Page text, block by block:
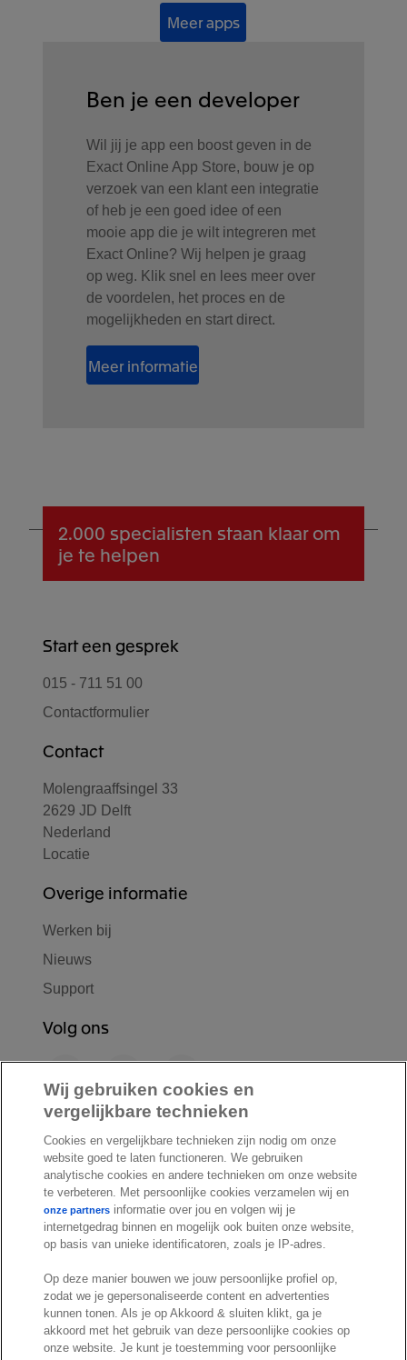
Meer apps
Ben je een developer
Wil jij je app een boost geven in de
Exact Online App Store, bouw je op
verzoek van een klant een integratie
of heb je een goed idee of een
mooie app die je wilt integreren met
Exact Online? Wij helpen je graag
op weg. Klik snel en lees meer over
de voordelen, het proces en de
mogelijkheden en start direct.
Meer informatie
2.000 specialisten staan klaar om
je te helpen
Start een gesprek
015 - 711 51 00
Contactformulier
Contact
Molengraaffsingel 33
2629 JD Delft
Nederland
Locatie
Overige informatie
Werken bij
Nieuws
Support
Volg ons
F
a
c
o
o
k
L
i
n
d
I
n
Y
o
u
u
b
e
n
s
t
a
g
r
a
m
S
p
o
t
i
f
y
© Exact 2026
Cookie statement
Cookie settings
Marketing preferences
Wij gebruiken cookies en
vergelijkbare technieken
Cookies en vergelijkbare technieken zijn nodig om onze
website goed te laten functioneren. We gebruiken
analytische cookies en andere technieken om onze website
te verbeteren. Met persoonlijke cookies verzamelen wij en
onze partners informatie over jou en volgen wij je
internetgedrag binnen en mogelijk ook buiten onze website,
op basis van unieke identificatoren, zoals je IP-adres.
Op deze manier bouwen we jouw persoonlijke profiel op,
zodat we je gepersonaliseerde content en advertenties
kunnen tonen. Als je op Akkoord & sluiten klikt, ga je
akkoord met het gebruik van deze persoonlijke cookies op
onze website. Je kunt je toestemming voor persoonlijke